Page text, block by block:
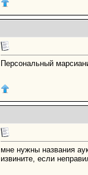
Персональный
мне нужны названия
извините, если